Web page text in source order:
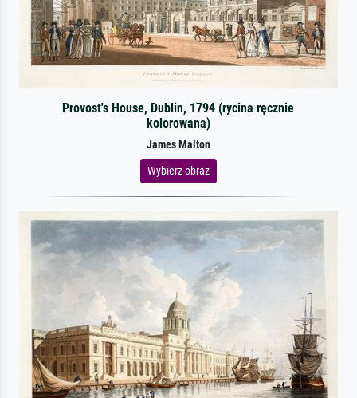
Provost's House, Dublin, 1794 (rycina ręcznie
kolorowana)
James Malton
Wybierz obraz